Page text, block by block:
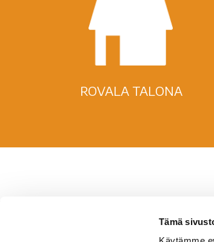
Tämä
ROVALA TALONA